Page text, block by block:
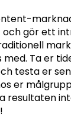
gör ett
Ta er
testa er
er
resultaten